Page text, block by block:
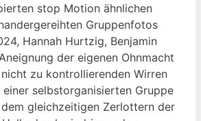
stop Motion ähnlichen
Gruppenfotos
Hannah Hurtzig, Benjamin
der eigenen Ohnmacht
zu kontrollierenden Wirren
einer selbstorganisierten Gruppe
gleichzeitigen Zerlottern der